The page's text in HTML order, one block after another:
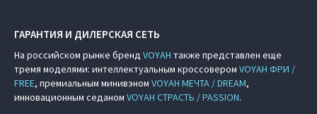
ГАРАНТИЯ И ДИЛЕРСКАЯ СЕТЬ
На российском рынке бренд VOYAH также представлен еще
тремя моделями: интеллектуальным кроссовером VOYAH ФРИ /
FREE, премиальным минивэном VOYAH МЕЧТА / DREAM,
инновационным седаном VOYAH СТРАСТЬ / PASSION.